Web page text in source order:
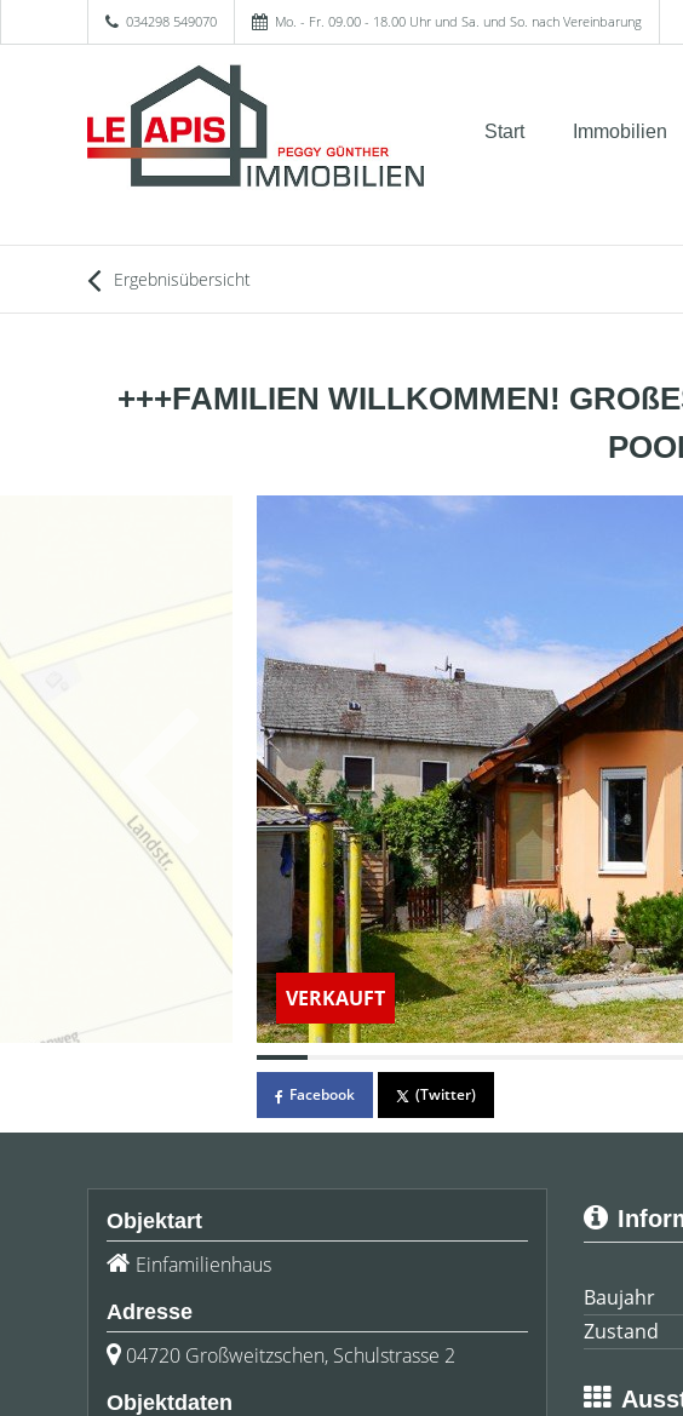
034298 549070 Mo. - Fr. 09.00 - 18.00 Uhr und Sa. und So. nach Vereinbarung
Start Immobilien
Ergebnisübersicht
+++FAMILIEN WILLKOMMEN!
VERKAUFT
Facebook (Twitter)
Objektart
Einfamilienhaus
Adresse
04720 Großweitzschen, Schulstrasse 2
Objektdaten
Baujahr
Zustand